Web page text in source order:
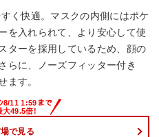
く快適。マスクの内側にはポケ
を入れられて、より安心して使
ターを採用しているため、顔の
らに、ノーズフィッター付き
ます。
で見る